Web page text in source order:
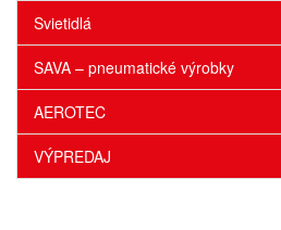
Svietidlá
SAVA – pneumatické výrobky
AEROTEC
VÝPREDAJ